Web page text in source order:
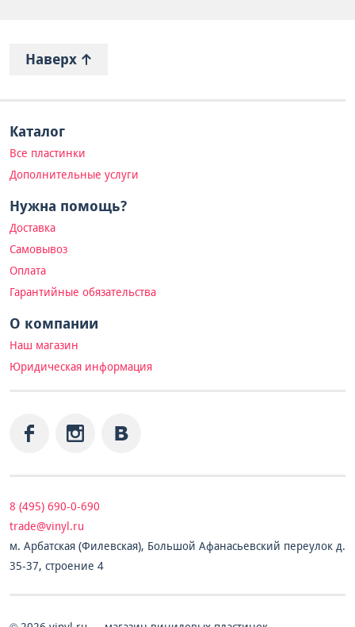
Наверх
Каталог
Все пластинки
Дополнительные услуги
Нужна помощь?
Доставка
Самовывоз
Оплата
Гарантийные обязательства
О компании
Наш магазин
Юридическая информация
8 (495) 690-0-690
trade@vinyl.ru
м. Арбатская (Филевская), Большой Афанасьевский переулок д.
35-37, строение 4